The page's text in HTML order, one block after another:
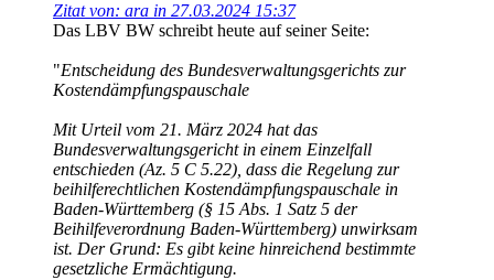
Zitat von: ara in 27.03.2024 15:37
Das LBV BW schreibt heute auf seiner Seite:
"Entscheidung des Bundesverwaltungsgerichts zur
Kostendämpfungspauschale
Mit Urteil vom 21. März 2024 hat das
Bundesverwaltungsgericht in einem Einzelfall
entschieden (Az. 5 C 5.22), dass die Regelung zur
beihilferechtlichen Kostendämpfungspauschale in
Baden-Württemberg (§ 15 Abs. 1 Satz 5 der
Beihilfeverordnung Baden-Württemberg) unwirksam
ist. Der Grund: Es gibt keine hinreichend bestimmte
gesetzliche Ermächtigung.